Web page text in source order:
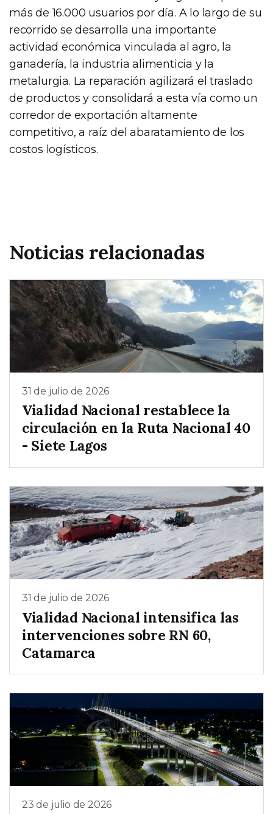
más de 16.000 usuarios por día. A lo largo de su
recorrido se desarrolla una importante
actividad económica vinculada al agro, la
ganadería, la industria alimenticia y la
metalurgia. La reparación agilizará el traslado
de productos y consolidará a esta vía como un
corredor de exportación altamente
competitivo, a raíz del abaratamiento de los
costos logísticos.
Noticias relacionadas
31 de julio de 2026
Vialidad Nacional restablece la
circulación en la Ruta Nacional 40
- Siete Lagos
31 de julio de 2026
Vialidad Nacional intensifica las
intervenciones sobre RN 60,
Catamarca
23 de julio de 2026